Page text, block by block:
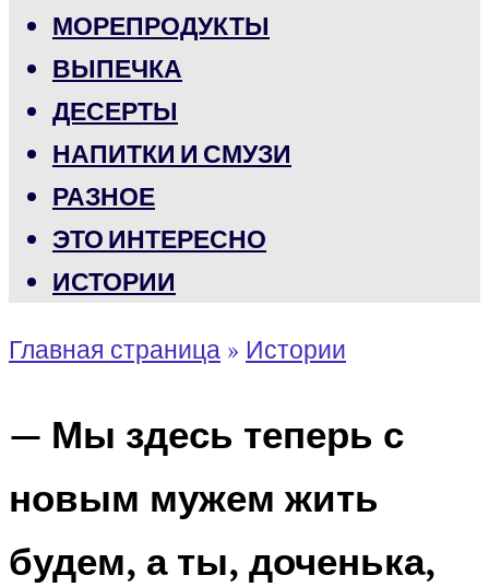
МОРЕПРОДУКТЫ
ВЫПЕЧКА
ДЕСЕРТЫ
НАПИТКИ И СМУЗИ
РАЗНОЕ
ЭТО ИНТЕРЕСНО
ИСТОРИИ
Главная страница » Истории
— Мы здесь теперь с
новым мужем жить
будем, а ты, доченька,